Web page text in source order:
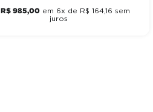
R$ 985,00em 6x de R$ 164,16 sem
juros